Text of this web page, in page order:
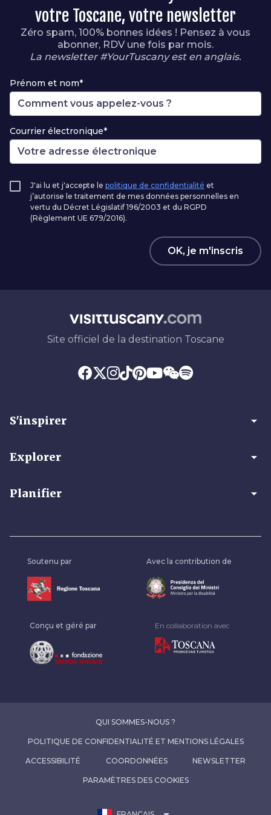
votre Toscane, votre newsletter
Zéro spam, 100% bonnes idées ! Pensez à vous
abonner, RDV une fois par mois.
La newsletter #YourTuscany est en anglais.
Prénom et nom*
Courrier électronique*
J'ai lu et j'accepte le politique de confidentialité et
j’autorise le traitement de mes données personnelles en
vertu du Décret Législatif 196/2003 et du RGPD
(Règlement UE 679/2016).
OK, je m'inscris
Site officiel de la destination Toscane
S'inspirer arrow_drop_down
Explorer arrow_drop_down
Planifier arrow_drop_down
Soutenu par Avec la contribution de
Conçu et géré par En collaboration avec
QUI SOMMES-NOUS ?
POLITIQUE DE CONFIDENTIALITÉ ET MENTIONS LÉGALES
ACCESSIBILITÉ COORDONNÉES NEWSLETTER
PARAMÈTRES DES COOKIES